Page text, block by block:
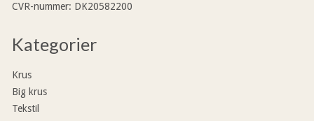
CVR-nummer: DK20582200
Kategorier
Krus
Big krus
Tekstil